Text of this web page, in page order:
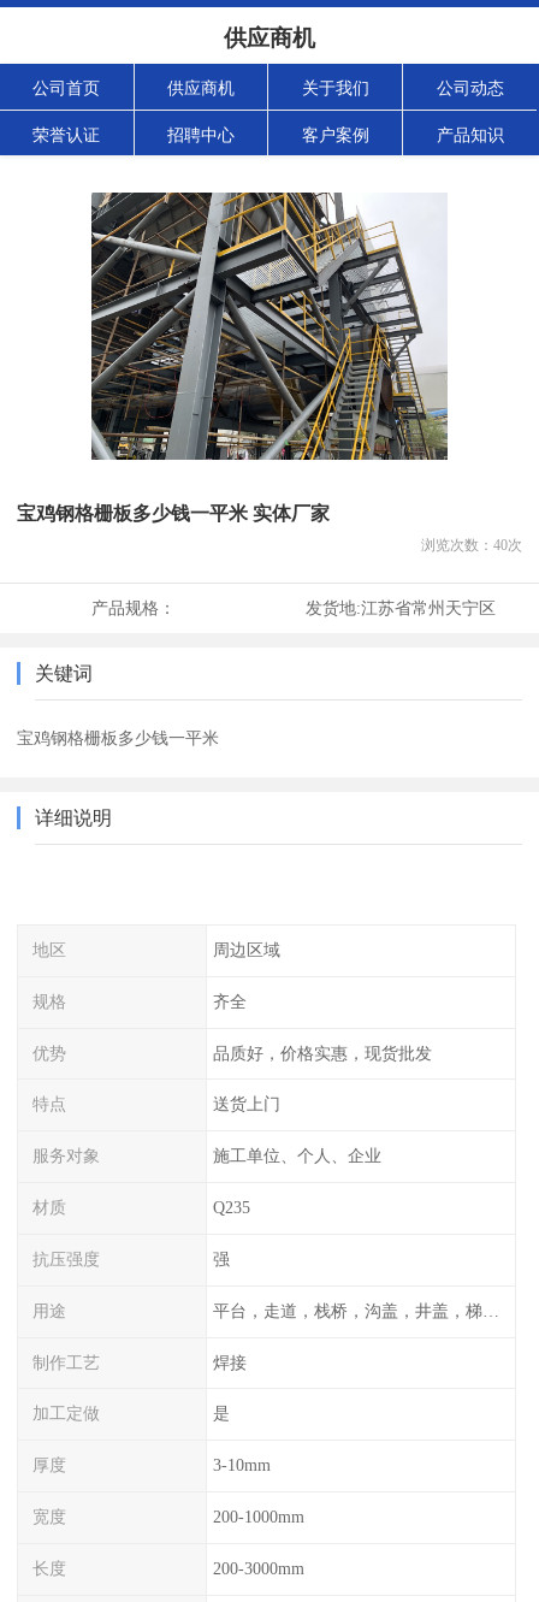
供应商机
公司首页 供应商机 关于我们 公司动态
荣誉认证 招聘中心 客户案例 产品知识
宝鸡钢格栅板多少钱一平米 实体厂家
浏览次数： 40次
产品规格： 发货地:江苏省常州天宁区
关键词
宝鸡钢格栅板多少钱一平米
详细说明
地区 周边区域
规格 齐全
优势 品质好，价格实惠，现货批发
特点 送货上门
服务对象 施工单位、个人、企业
材质 Q235
抗压强度 强
用途 平台，走道，栈桥，沟盖，井盖，梯子，围栏等
制作工艺 焊接
加工定做 是
厚度 3-10mm
宽度 200-1000mm
长度 200-3000mm